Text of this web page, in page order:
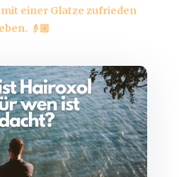
einer Glatze zufrieden
👴🏼